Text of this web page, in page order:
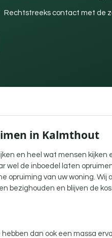
Rechtstreeks contact met de
in Kalmthout
en heel wat mensen kijken
wel de inboedel laten
opruiming van uw woning. Wij
bezighouden en blijven de
dan ook een massa